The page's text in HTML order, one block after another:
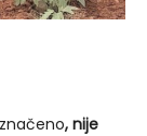
, nije